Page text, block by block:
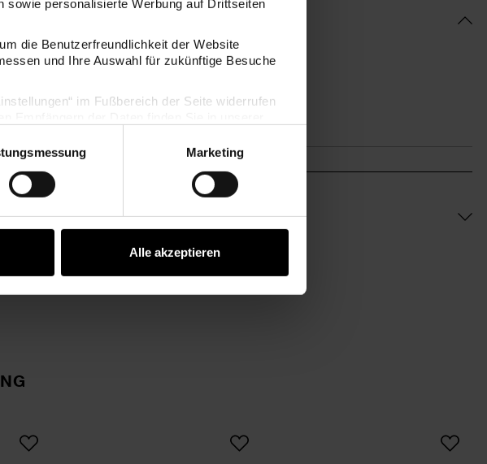
personalisierte Werbung auf Drittseiten
die Benutzerfreundlichkeit der Website
und Ihre Auswahl für zukünftige Besuche
im Fußbereich der Seite widerrufen
Marketing
Alle akzeptieren
KERZEN
marmoriert 2,4x18,5cm